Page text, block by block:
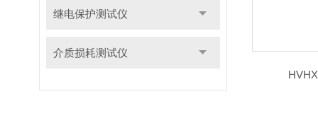
继电保护测试仪
介质损耗测试仪